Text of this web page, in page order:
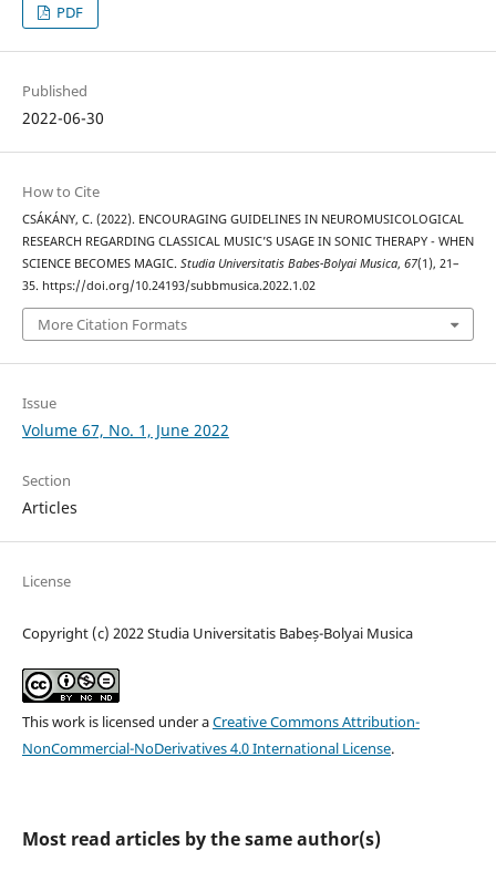
PDF
Published
2022-06-30
How to Cite
CSÁKÁNY, C. (2022). ENCOURAGING GUIDELINES IN NEUROMUSICOLOGICAL
RESEARCH REGARDING CLASSICAL MUSIC’S USAGE IN SONIC THERAPY - WHEN
SCIENCE BECOMES MAGIC. Studia Universitatis Babes-Bolyai Musica, 67(1), 21–
35. https://doi.org/10.24193/subbmusica.2022.1.02
More Citation Formats
Issue
Volume 67, No. 1, June 2022
Section
Articles
License
Copyright (c) 2022 Studia Universitatis Babeș-Bolyai Musica
This work is licensed under aCreative Commons Attribution-
NonCommercial-NoDerivatives 4.0 International License.
Most read articles by the same author(s)